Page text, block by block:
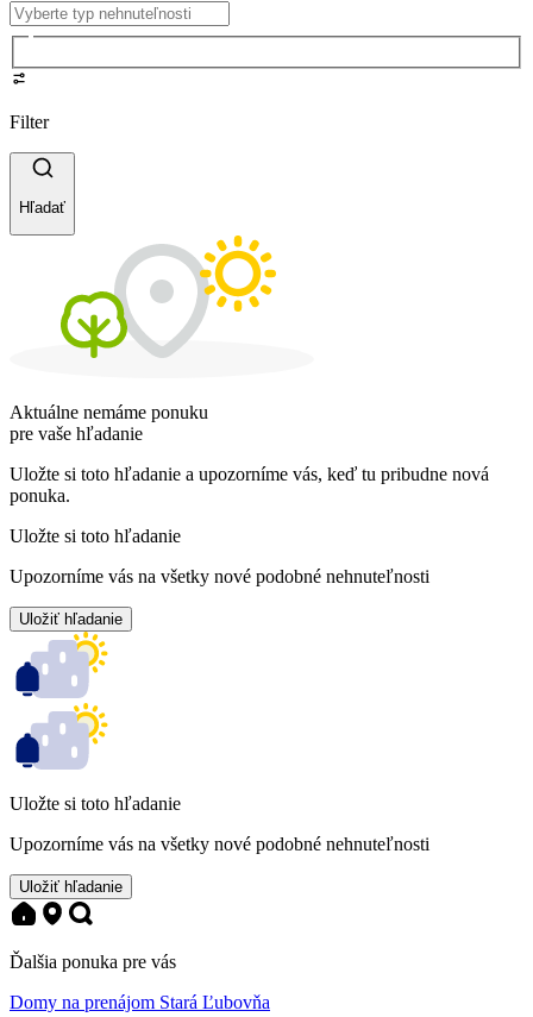
Filter
Hľadať
Aktuálne nemáme ponuku
pre vaše hľadanie
Uložte si toto hľadanie a upozorníme vás, keď tu pribudne nová
ponuka.
Uložte si toto hľadanie
Upozorníme vás na všetky nové podobné nehnuteľnosti
Uložiť hľadanie
Uložte si toto hľadanie
Upozorníme vás na všetky nové podobné nehnuteľnosti
Uložiť hľadanie
Ďalšia ponuka pre vás
Domy na prenájom Stará Ľubovňa